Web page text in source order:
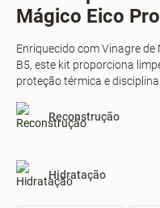
Mágico Eico Pro
Enriquecido com Vinagre
B5, este kit proporciona
proteção térmica e disciplina
Reconstrução
Hidratação